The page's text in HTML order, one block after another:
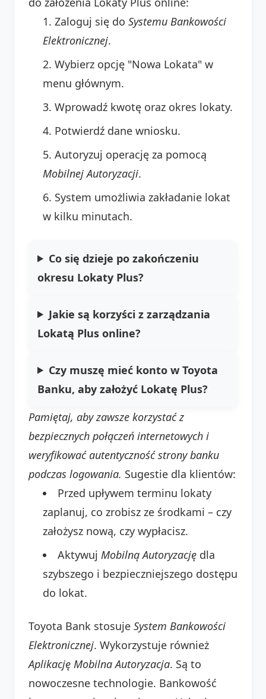
Zaloguj się do Systemu Bankowości
Elektronicznej.
Wybierz opcję "Nowa Lokata" w
menu głównym.
Wprowadź kwotę oraz okres lokaty.
Potwierdź dane wniosku.
Autoryzuj operację za pomocą
Mobilnej Autoryzacji.
System umożliwia zakładanie lokat
w kilku minutach.
Co się dzieje po zakończeniu
okresu Lokaty Plus?
Jakie są korzyści z zarządzania
Lokatą Plus online?
Czy muszę mieć konto w Toyota
Banku, aby założyć Lokatę Plus?
Pamiętaj, aby zawsze korzystać z
bezpiecznych połączeń internetowych i
weryfikować autentyczność strony banku
podczas logowania. Sugestie dla klientów:
Przed upływem terminu lokaty
zaplanuj, co zrobisz ze środkami – czy
założysz nową, czy wypłacisz.
Aktywuj Mobilną Autoryzację dla
szybszego i bezpieczniejszego dostępu
do lokat.
Toyota Bank stosuje System Bankowości
Elektronicznej. Wykorzystuje również
Aplikację Mobilna Autoryzacja. Są to
nowoczesne technologie. Bankowość